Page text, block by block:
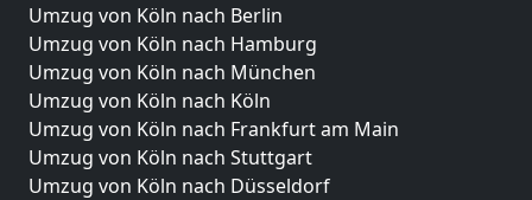
Umzug von Köln nach Berlin
Umzug von Köln nach Hamburg
Umzug von Köln nach München
Umzug von Köln nach Köln
Umzug von Köln nach Frankfurt am Main
Umzug von Köln nach Stuttgart
Umzug von Köln nach Düsseldorf